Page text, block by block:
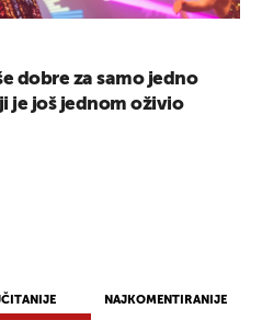
NAJKOMENTIRANIJE
dobre za samo jedno
je još jednom oživio